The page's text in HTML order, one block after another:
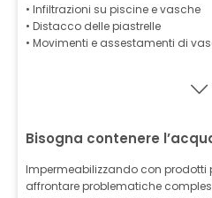
• Infiltrazioni su piscine e vasche
• Distacco delle piastrelle
• Movimenti e assestamenti di
Bisogna contenere
Impermeabilizzando con prodotti
affrontare problematiche